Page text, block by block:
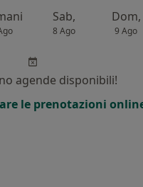
Sab,
8 Ago
Dom,
9 Ago
agende disponibili!
le prenotazioni